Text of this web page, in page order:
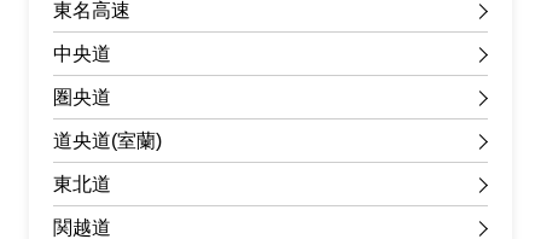
東名高速
中央道
圏央道
道央道(室蘭)
東北道
関越道